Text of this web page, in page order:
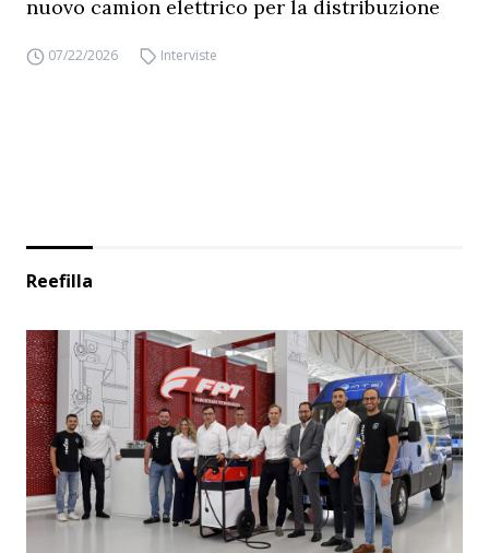
nuovo camion elettrico per la distribuzione
07/22/2026 Interviste
Reefilla